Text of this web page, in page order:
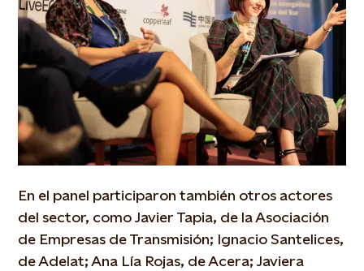
En el panel participaron también otros actores
del sector, como Javier Tapia, de la Asociación
de Empresas de Transmisión; Ignacio Santelices,
de Adelat; Ana Lía Rojas, de Acera; Javiera